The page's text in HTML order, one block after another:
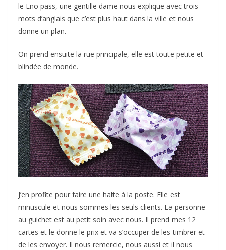
le Eno pass, une gentille dame nous explique avec trois
mots d’anglais que c’est plus haut dans la ville et nous
donne un plan.
On prend ensuite la rue principale, elle est toute petite et
blindée de monde.
J’en profite pour faire une halte à la poste. Elle est
minuscule et nous sommes les seuls clients. La personne
au guichet est au petit soin avec nous. Il prend mes 12
cartes et le donne le prix et va s’occuper de les timbrer et
de les envoyer. Il nous remercie, nous aussi et il nous